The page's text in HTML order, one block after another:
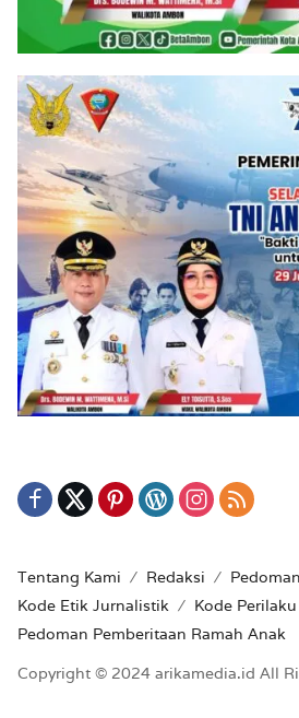
Tentang Kami Redaksi
Kode Etik Jurnalistik
Kode
Pedoman Pemberitaan Ramah Anak
Copyright © 2024 arikamedia.id All